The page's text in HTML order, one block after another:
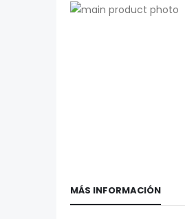
Saltar
MÁS INFORMACIÓN